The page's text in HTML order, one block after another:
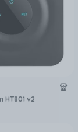
HT801 v2